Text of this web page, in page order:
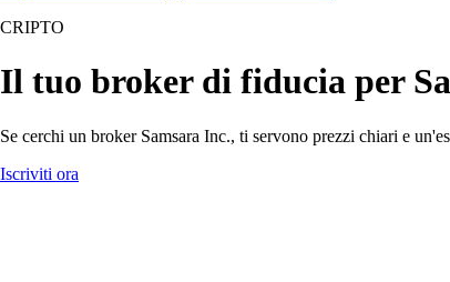
CRIPTO
Il tuo broker di fiducia per
Se cerchi un broker Samsara Inc., ti servono prezzi chiari e
Iscriviti ora